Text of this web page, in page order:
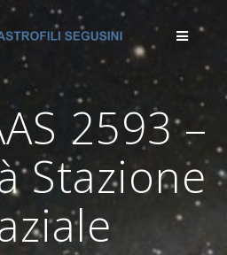
Salta
al
contenuto
2593 –
Stazione